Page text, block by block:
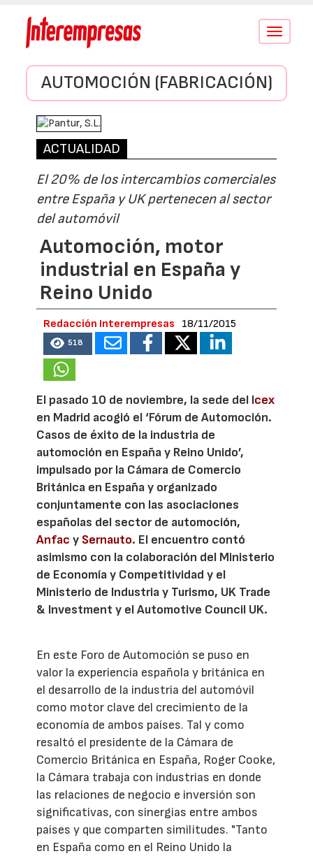
Conmutar
AUTOMOCIÓN (FABRICACIÓN)
ACTUALIDAD
El 20% de los intercambios comerciales
entre España y UK pertenecen al sector
del automóvil
Automoción, motor
industrial en España y
Reino Unido
Redacción Interempresas 18/11/2015
518
El pasado 10 de noviembre, la sede del Icex
en Madrid acogió el ‘Fórum de Automoción.
Casos de éxito de la industria de
automoción en España y Reino Unido’,
impulsado por la Cámara de Comercio
Británica en España y organizado
conjuntamente con las asociaciones
españolas del sector de automoción,
Anfac y Sernauto. El encuentro contó
asimismo con la colaboración del Ministerio
de Economía y Competitividad y el
Ministerio de Industria y Turismo, UK Trade
& Investment y el Automotive Council UK.
En este Foro de Automoción se puso en
valor la experiencia española y británica en
el desarrollo de la industria del automóvil
como motor clave del crecimiento de la
economía de ambos países. Tal y como
resaltó el presidente de la Cámara de
Comercio Británica en España, Roger Cooke,
la Cámara trabaja con industrias en donde
las relaciones de negocio e inversión son
significativas, con sinergias entre ambos
países y que comparten similitudes. "Tanto
en España como en el Reino Unido la